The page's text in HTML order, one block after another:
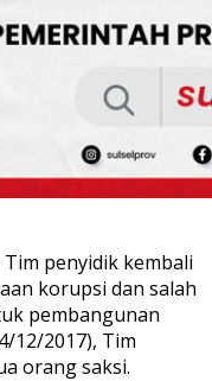
Tim penyidik kembali
korupsi dan salah
pembangunan
12/2017), Tim
orang saksi.